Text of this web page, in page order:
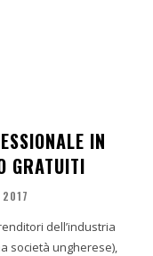
IN
GRATUITI
2017
dell’industria
società ungherese),